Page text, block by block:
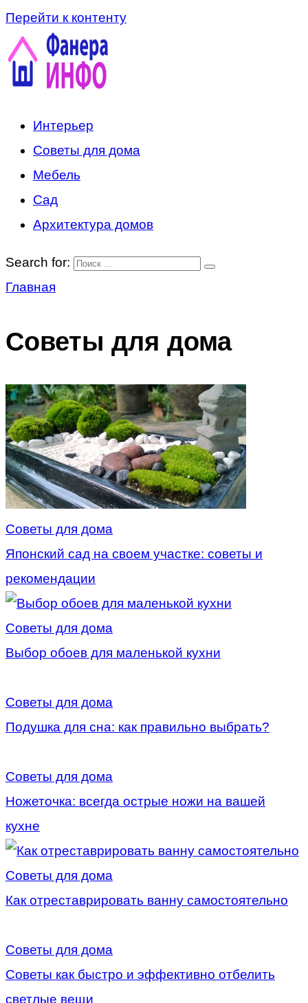
Перейти к контенту
Интерьер
Советы для дома
Мебель
Сад
Архитектура домов
Search for:
Главная
Советы для дома
Советы для дома
Японский сад на своем участке: советы и
рекомендации
Советы для дома
Выбор обоев для маленькой кухни
Советы для дома
Подушка для сна: как правильно выбрать?
Советы для дома
Ножеточка: всегда острые ножи на вашей
кухне
Советы для дома
Как отреставрировать ванну самостоятельно
Советы для дома
Советы как быстро и эффективно отбелить
светлые вещи